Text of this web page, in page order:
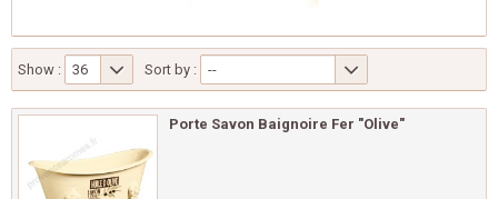
Show : 36 Sort by : --
Porte Savon Baignoire Fer "Olive"